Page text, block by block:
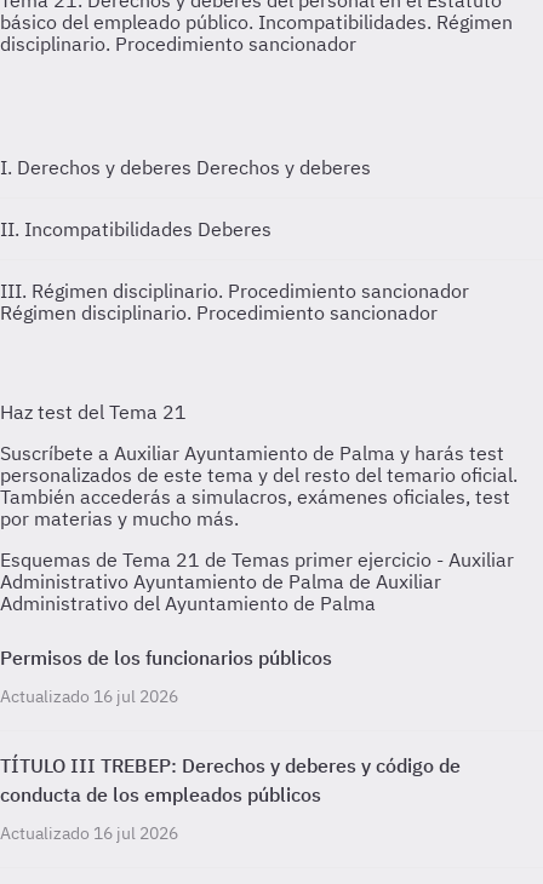
I. Derechos y deberes Derechos y deberes
II. Incompatibilidades Deberes
III. Régimen disciplinario. Procedimiento sancionador
Régimen disciplinario. Procedimiento sancionador
Esquemas de Tema 21 de Temas primer ejercicio - Auxiliar
Administrativo Ayuntamiento de Palma de Auxiliar
Administrativo del Ayuntamiento de Palma
Permisos de los funcionarios públicos
Actualizado 16 jul 2026
TÍTULO III TREBEP: Derechos y deberes y código de
conducta de los empleados públicos
Actualizado 16 jul 2026